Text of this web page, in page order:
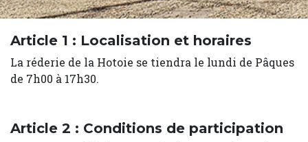
Article 1 : Localisation et horaires
La réderie de la Hotoie se tiendra le lundi de Pâques
de 7h00 à 17h30.
Article 2 : Conditions de participation